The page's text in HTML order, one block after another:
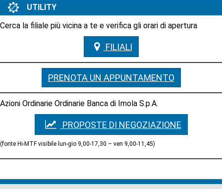
UTILITY
Cerca la filiale più vicina a te e verifica gli orari di apertura
FILIALI
PRENOTA UN APPUNTAMENTO
NEGOZIAZIONE
Azioni Ordinarie Ordinarie Banca di Imola S.p.A.
PROPOSTE DI NEGOZIAZIONE
(fonte Hi-MTF visibile lun-gio 9,00-17,30 – ven 9,00-11,45)